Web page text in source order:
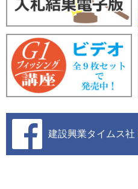
建設興業タイムス社